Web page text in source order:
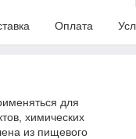
Оплата
для
химических
из пищевого